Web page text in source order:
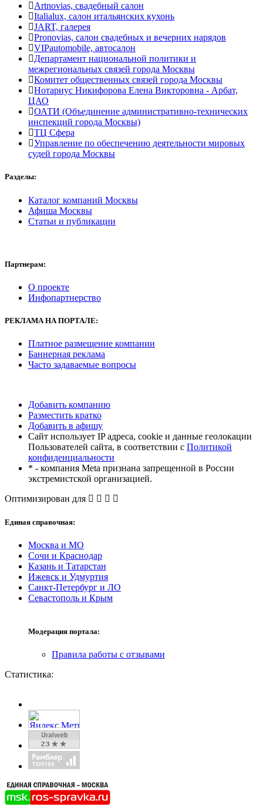
Artnovias, свадебный салон
Italialux, салон итальянских кухонь
JART, галерея
Pronovias, салон свадебных и вечерних нарядов
VIPautomobile, автосалон
Департамент национальной политики и
межрегиональных связей города Москвы
Комитет общественных связей города Москвы
Нотариус Никифорова Елена Викторовна - Арбат,
ЦАО
ОАТИ (Объединение административно-технических
инспекций города Москвы)
ТЦ Сфера
Управление по обеспечению деятельности мировых
судей города Москвы
Разделы:
Каталог компаний Москвы
Афиша Москвы
Статьи и публикации
Партнерам:
О проекте
Инфопартнерство
РЕКЛАМАНА ПОРТАЛЕ:
Платное размещение компании
Баннерная реклама
Часто задаваемые вопросы
Добавить компанию
Разместить кратко
Добавить в афишу
Сайт использует IP адреса, cookie и данные геолокации
Пользователей сайта, в соответствии с Политикой
конфиденциальности
* - компания Meta признана запрещенной в России
экстремистской организацией.
Оптимизирован для
Единая справочная:
Москва и МО
Сочи и Краснодар
Казань и Татарстан
Ижевск и Удмуртия
Санкт-Петербург и ЛО
Севастополь и Крым
Модерация портала:
Правила работы с отзывами
Статистика: